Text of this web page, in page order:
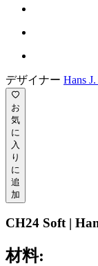
デザイナー Hans
お
気
に
入
り
に
追
加
CH24 Soft |
材料: